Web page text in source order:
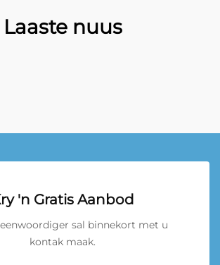
Laaste nuus
'n Gratis Aanbod
sal binnekort met u
kontak maak.